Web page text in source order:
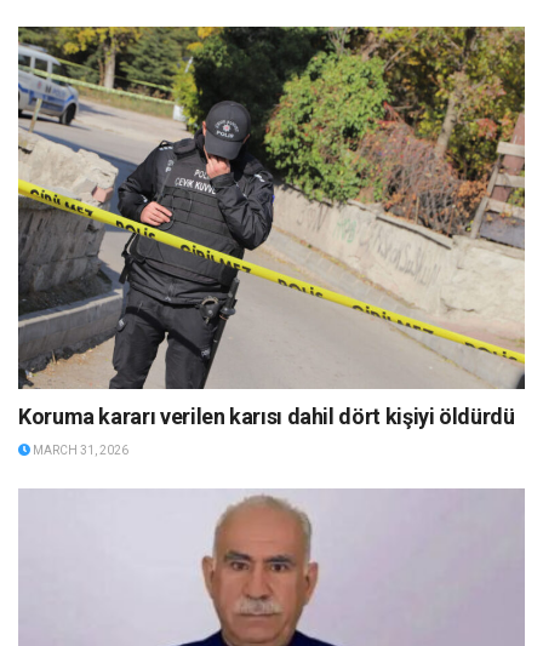
Koruma kararı verilen karısı dahil dört kişiyi öldürdü
MARCH 31, 2026